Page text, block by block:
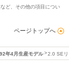
ど、その他の項目につい
ページトップへ
年4月生産モデル 2.0 SEリ